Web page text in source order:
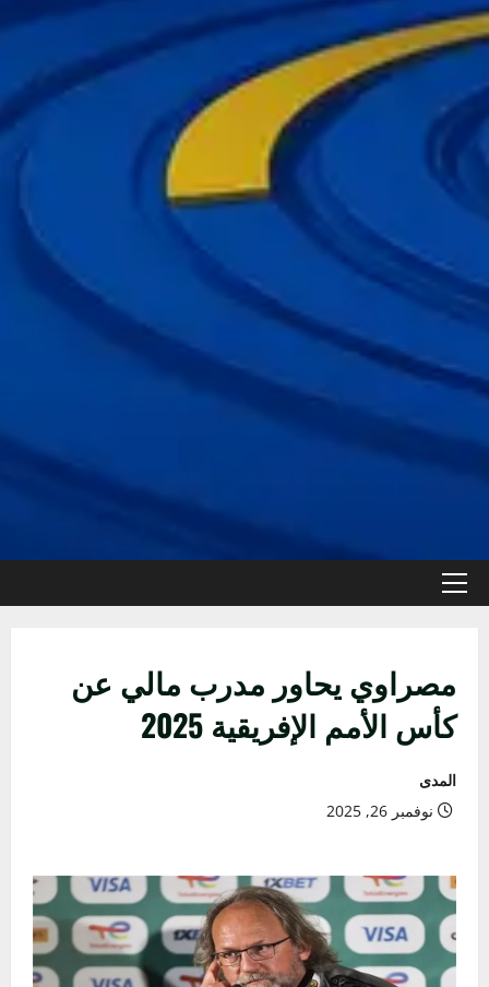
القائمة
مصراوي يحاور مدرب مالي عن
كأس الأمم الإفريقية 2025
المدى
نوفمبر 26, 2025